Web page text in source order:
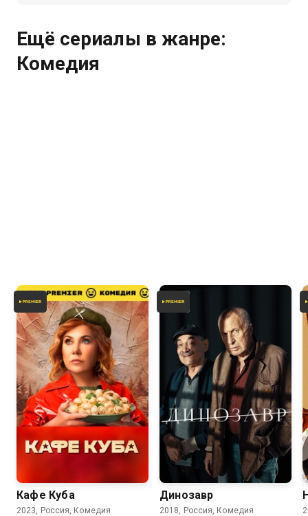
Ещё сериалы в жанре:
Комедия
Кафе Куба
2023, Россия, Комедия
6.2
Динозавр
2018, Россия, Комедия